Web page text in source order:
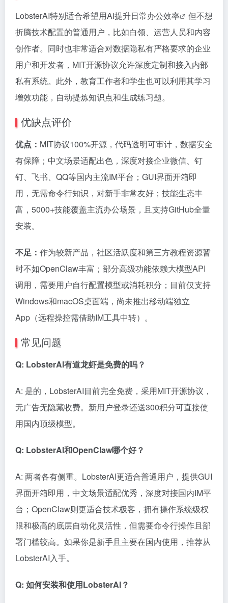
LobsterAI特别适合希望用AI提升日常办公效率
但不想
折腾技术配置的普通用户，比如白领、运营人员和内容
创作者。同时也非常适合对数据隐私有严格要求的企业
用户和开发者，MIT开源协议允许深度定制和接入内部
私有系统。此外，教育工作者和学生也可以利用其学习
增效功能，自动提炼知识点和生成练习题。
优缺点评价
优点： MIT协议100%开源，代码透明可审计，数据安全
有保障；中文场景适配出色，深度对接企业微信、钉
钉、飞书、QQ等国内主流IM平台；GUI界面开箱即
用，无需命令行知识，对新手非常友好；技能生态丰
富，5000+技能覆盖主流办公场景，且支持GitHub全量
安装。
不足： 作为较新产品，社区活跃度和第三方教程资源暂
时不如OpenClaw丰富；部分高级功能依赖大模型API
调用，需要用户自行配置模型或消耗积分；目前仅支持
Windows和macOS桌面端，尚未推出移动端独立
App（远程操控需借助IM工具中转）。
常见问题
Q: LobsterAI有道龙虾是免费的吗？
A: 是的，LobsterAI目前完全免费，采用MIT开源协议，
无广告无隐藏收费。新用户登录还送300积分可直接使
用国内顶级模型。
Q: LobsterAI和OpenClaw哪个好？
A: 两者各有侧重。LobsterAI更适合普通用户，提供GUI
界面开箱即用，中文场景适配优秀，深度对接国内IM平
台；OpenClaw则更适合技术极客，拥有操作系统级权
限和极高的底层自动化灵活性，但需要命令行操作且部
署门槛较高。如果你是新手且主要在国内使用，推荐从
LobsterAI入手。
Q: 如何安装和使用LobsterAI？